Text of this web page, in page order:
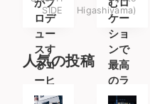
がプ
ロデ
ュー
スす
るコ
ーヒ
ース
SIDE
むロ
ケー
ショ
ンで
最高
のラ
テを
Higashiyama)
人気の投稿